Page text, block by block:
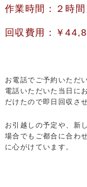
作業時間：２時間
回収費用：￥
お電話でご予約いただ
電話いただいた当日に
だけたので即日回収さ
お引越しの予定や、新
場合でもご都合に合わ
に心がけています。